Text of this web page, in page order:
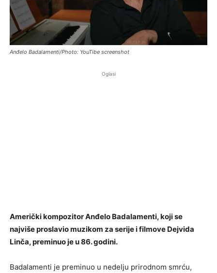
Anđelo Badalamenti/Photo: YouTibe screenshot
Oglasi
Američki kompozitor Anđelo Badalamenti, koji se
najviše proslavio muzikom za serije i filmove Dejvida
Linča, preminuo je u 86. godini.
Badalamenti je preminuo u nedelju prirodnom smrću,